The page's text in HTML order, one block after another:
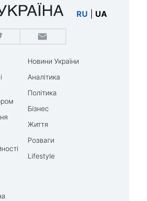
RU UA
Новини України
Аналітика
Політика
Бізнес
Життя
Розваги
Lifestyle